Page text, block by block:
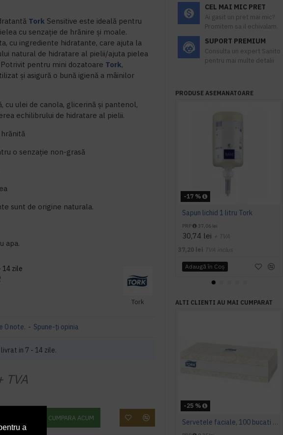
a
Tork Sensitive este ideală pentru
cu senzație de hrănire și moale.
cu ingrediente hidratante, care ajuta la
natural de hidratare al pielii/ajuta pielea
pentru mini dozatoare Tork,
și asigură o bună igienă a mâinilor
cu ulei de canola, glicerină și pantenol,
echilibrului de hidratare al pielii.
o senzație non-grasă
sunt de origine naturala.
apa.
14 zile
Tork
in 7 - 14 zile.
0 note. - Spune-ţi opinia
TVA
CUMPARA ACUM
CEL MAI MIC PRET
Ai gasit un pret mai mic?
Promitem sa il echivalam.
SUPORT PREMIUM
Consulta un expert Sanito
pentru mai multe detalii
PRODUSE ASEMANATOARE
-17 %
Sapun lichid 1 litru Tork
PRP 37,06 lei
30,74 lei + TVA
37,20 lei TVA inclus
Adaugă în Coş
ALTI CLIENTI AU MAI CUMPARAT
-25 %
Servetele faciale, 100 bucati / pachet, Tork